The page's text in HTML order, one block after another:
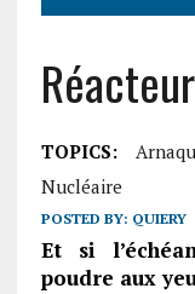
TOPICS:
Nucléaire
POSTED BY: QUIERY
Et si
poudre aux